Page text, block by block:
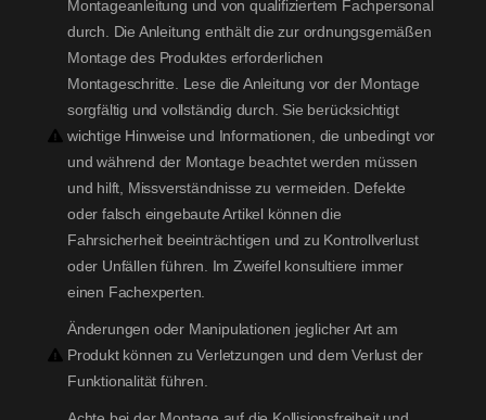
Montageanleitung und von qualifiziertem Fachpersonal
durch. Die Anleitung enthält die zur ordnungsgemäßen
Montage des Produktes erforderlichen
Montageschritte. Lese die Anleitung vor der Montage
sorgfältig und vollständig durch. Sie berücksichtigt
wichtige Hinweise und Informationen, die unbedingt vor
und während der Montage beachtet werden müssen
und hilft, Missverständnisse zu vermeiden. Defekte
oder falsch eingebaute Artikel können die
Fahrsicherheit beeinträchtigen und zu Kontrollverlust
oder Unfällen führen. Im Zweifel konsultiere immer
einen Fachexperten.
Änderungen oder Manipulationen jeglicher Art am
Produkt können zu Verletzungen und dem Verlust der
Funktionalität führen.